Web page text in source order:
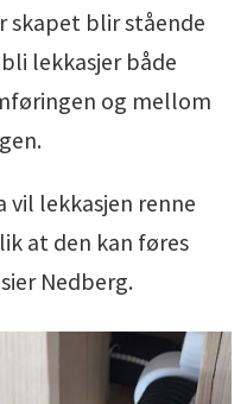
skapet blir stående
lekkasjer både
og mellom
vil lekkasjen renne
at den kan føres
Nedberg.